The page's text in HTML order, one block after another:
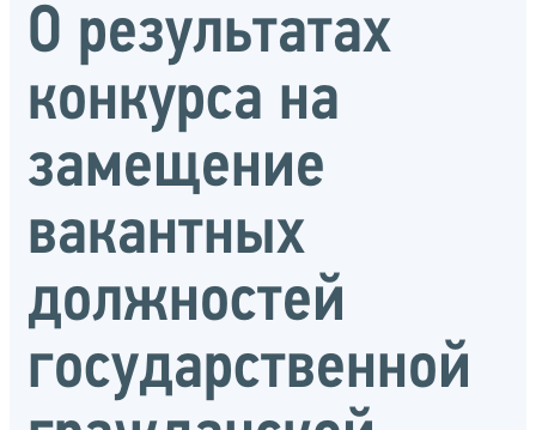
О результатах
конкурса на
замещение
вакантных
должностей
государственной